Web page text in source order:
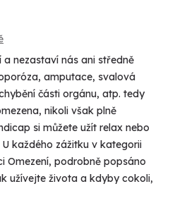
nezastaví nás ani středně
amputace, svalová
části orgánu, atp. tedy
nikoli však plně
si můžete užít relax nebo
každého zážitku v kategorii
Omezení, podrobně popsáno
užívejte života a kdyby cokoli,